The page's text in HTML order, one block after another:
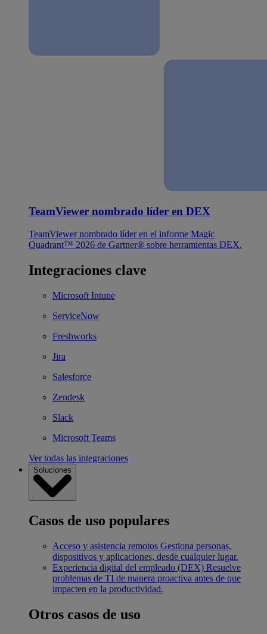
TeamViewer nombrado líder en DEX
TeamViewer nombrado líder en el informe Magic
Quadrant™ 2026 de Gartner® sobre herramientas DEX.
Integraciones clave
Microsoft Intune
ServiceNow
Freshworks
Jira
Salesforce
Zendesk
Slack
Microsoft Teams
Ver todas las integraciones
Soluciones
Casos de uso populares
Acceso y asistencia remotos Gestiona personas,
dispositivos y aplicaciones, desde cualquier lugar.
Experiencia digital del empleado (DEX) Resuelve
problemas de TI de manera proactiva antes de que
impacten en la productividad.
Otros casos de uso